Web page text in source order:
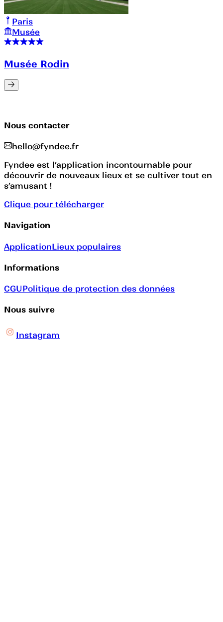
Paris
Musée
Musée Rodin
Nous contacter
hello@fyndee.fr
Fyndee est l’application incontournable pour
découvrir de nouveaux lieux et se cultiver tout en
s’amusant !
Clique pour télécharger
Navigation
ApplicationLieux populaires
Informations
CGUPolitique de protection des données
Nous suivre
Instagram